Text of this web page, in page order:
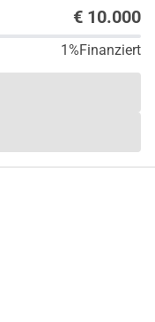
€ 10.000
1%Finanziert